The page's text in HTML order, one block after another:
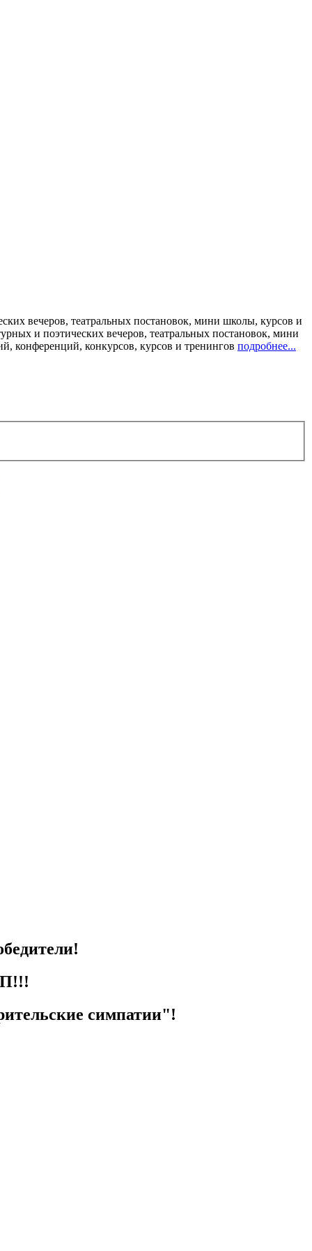
вечеров, театральных постановок, мини школы, курсов и
и поэтических вечеров, театральных постановок, мини
конференций, конкурсов, курсов и тренингов подробнее...
симпатии"!